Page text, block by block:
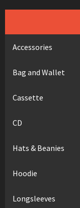
Accessories
Bag and Wallet
Cassette
CD
Hats & Beanies
Hoodie
Longsleeves